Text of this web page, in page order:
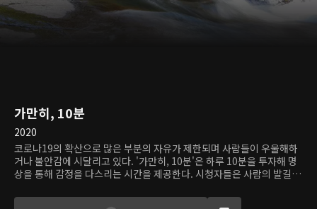
가만히, 10분
2020
코로나19의 확산으로 많은 부분의 자유가 제한되며 사람들이 우울해하
거나 불안감에 시달리고 있다. '가만히, 10분'은 하루 10분을 투자해 명
상을 통해 감정을 다스리는 시간을 제공한다. 시청자들은 사람의 발길이
적으로나마 자유를 만끽하고 힐링할 수 있다.